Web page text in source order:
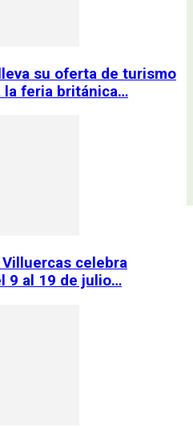
su oferta de turismo
la feria británica…
Villuercas celebra
9 al 19 de julio…